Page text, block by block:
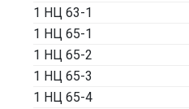
1 НЦ 63-1
1 НЦ 65-1
1 НЦ 65-2
1 НЦ 65-3
1 НЦ 65-4